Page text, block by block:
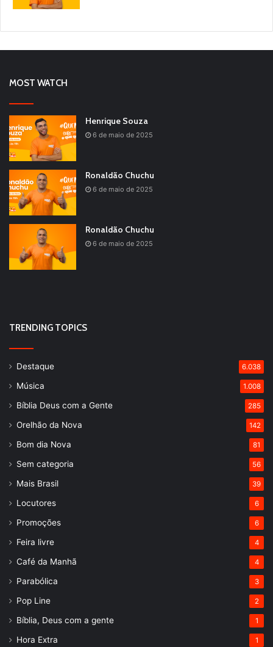
MOST WATCH
Henrique Souza
6 de maio de 2025
Ronaldão Chuchu
6 de maio de 2025
Ronaldão Chuchu
6 de maio de 2025
TRENDING TOPICS
Destaque 6.038
Música 1.008
Bíblia Deus com a Gente 285
Orelhão da Nova 142
Bom dia Nova 81
Sem categoria 56
Mais Brasil 39
Locutores 6
Promoções 6
Feira livre 4
Café da Manhã 4
Parabólica 3
Pop Line 2
Bíblia, Deus com a gente 1
Hora Extra 1